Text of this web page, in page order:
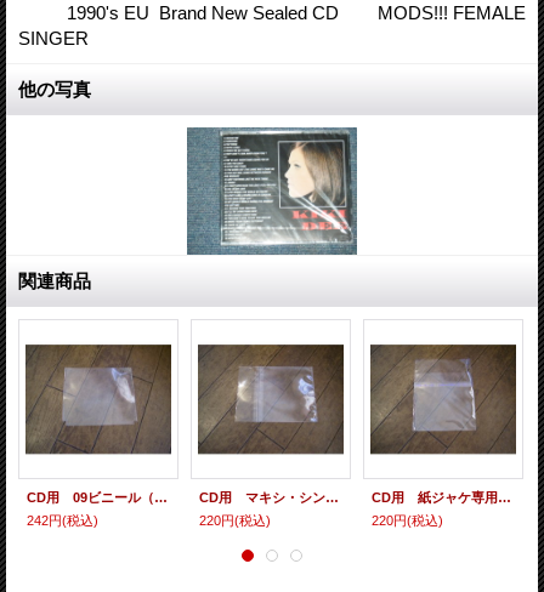
1990's EU Brand New Sealed CD MODS!!! FEMALE
SINGER
他の写真
関連商品
CD用 09ビニール（各種サイズ） 10枚セット
242円(税込)
CD用 マキシ・シングル・シールド（ヨコ入れ/裏のり） 10枚セット
220円(税込)
CD用 紙ジャケ専用シールド（裏のり） 10枚セット
220円(税込)